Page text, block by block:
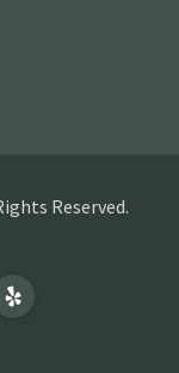
Reserved.